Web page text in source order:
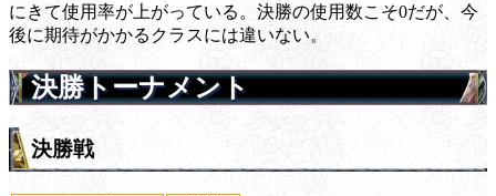
にきて使用率が上がっている。決勝の使用数こそ0だが、今
後に期待がかかるクラスには違いない。
決勝トーナメント
決勝戦